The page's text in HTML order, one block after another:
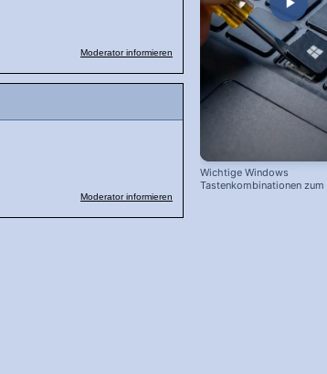
Moderator informieren
Moderator informieren
Wichtige Windows
Tastenkombinationen zum